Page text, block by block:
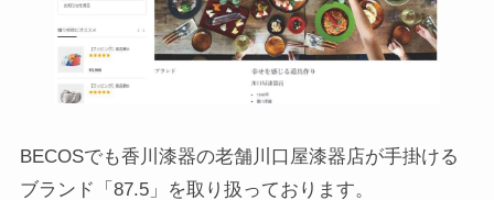
BECOSでも香川漆器の老舗川口屋漆器店が手掛ける
ブランド「87.5」を取り扱っております。